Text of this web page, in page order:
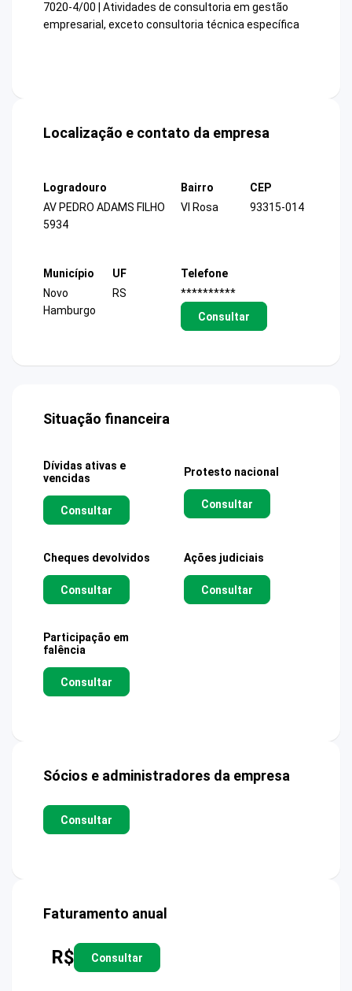
7020-4/00 | Atividades de consultoria em gestão
empresarial, exceto consultoria técnica específica
Localização e contato da empresa
Logradouro
AV PEDRO ADAMS FILHO
5934
Bairro
Vl Rosa
CEP
93315-014
Município
Novo
Hamburgo
UF
RS
Telefone
**********
Consultar
Situação financeira
Dívidas ativas e
vencidas
Consultar
Protesto nacional
Consultar
Cheques devolvidos
Consultar
Ações judiciais
Consultar
Participação em
falência
Consultar
Sócios e administradores da empresa
Consultar
Faturamento anual
R$ Consultar